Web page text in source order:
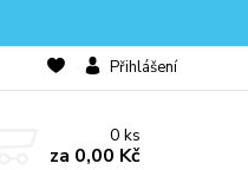
Přihlášení
0ks
za 0,00 Kč